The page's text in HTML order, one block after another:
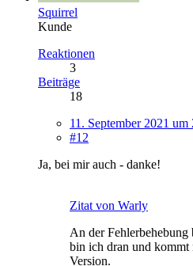
Squirrel
Kunde
Reaktionen
3
Beiträge
18
11. September 2021 um
#12
Ja, bei mir auch - danke!
Zitat von Warly
An der
bin ich dran und kommt
Version.